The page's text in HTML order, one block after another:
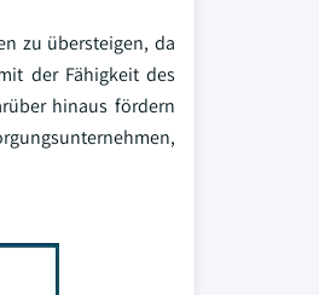
zu übersteigen, da
der Fähigkeit des
hinaus fördern